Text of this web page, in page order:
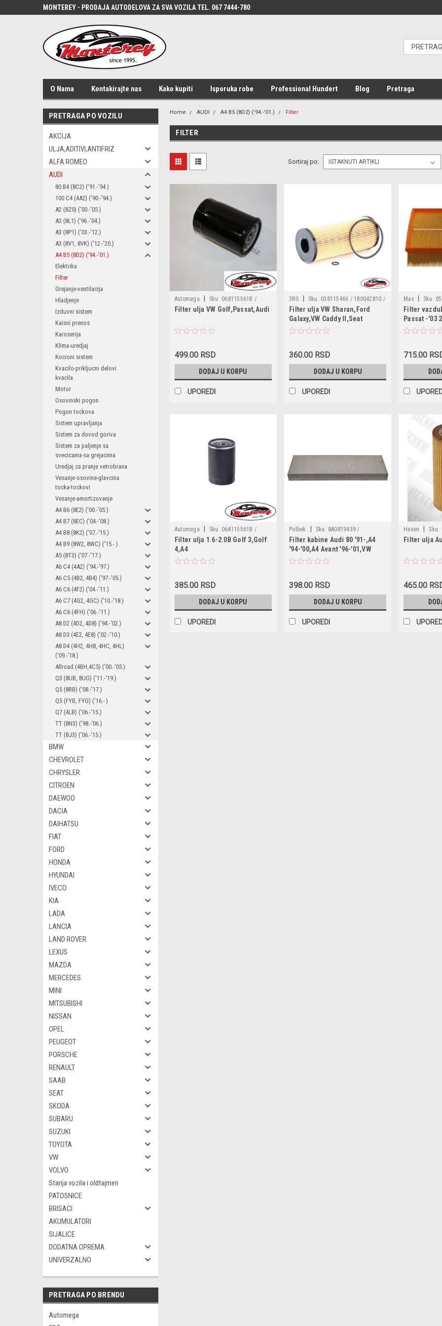
MONTEREY - PRODAJA AUTODELOVA ZA SVA VOZILA TEL. 067 7444-780
O Nama Kontakirajte nas Kako kupiti Isporuka robe Professional Hundert Blog Pretraga
PRETRAGA PO VOZILU
AKCIJA
ULJA,ADITIVI,ANTIFRIZ
ALFA ROMEO
AUDI
80 B4 (8C2) ('91.-'94.)
100 C4 (4A2) ('90.-'94.)
A2 (8Z0) ('00.-'05.)
A3 (8L1) ('96.-'04.)
A3 (8P1) ('03.-'12.)
A3 (8V1, 8VK) ('12.-'20.)
A4 B5 (8D2) ('94.-'01.)
Elektrika
Filter
Grejanje-ventilacija
Hladjenje
Izduvni sistem
Kaisni prenos
Karoserija
Klima-uredjaj
Kocioni sistem
Kvacilo-prikljucni delovi
kvacila
Motor
Osovinski pogon
Pogon tockova
Sistem upravljanja
Sistem za dovod goriva
Sistem za paljenje sa
svecicama-sa grejacima
Uredjaj za pranje vetrobrana
Vesanje osovine-glavcina
tocka-tockovi
Vesanje-amortizovanje
A4 B6 (8E2) ('00.-'05.)
A4 B7 (8EC) ('04.-'08.)
A4 B8 (8K2) ('07.-'15.)
A4 B9 (8W2, 8WC) ('15.- )
A5 (8T3) ('07.-'17.)
A6 C4 (4A2) ('94.-'97.)
A6 C5 (4B2, 4B4) ('97.-'05.)
A6 C6 (4F2) ('04.-'11.)
A6 C7 (4G2, 4GC) ('10.-'18.)
A6 C6 (4FH) ('06.-'11.)
A8 D2 (4D2, 4D8) ('94.-'02.)
A8 D3 (4E2, 4E8) ('02.-'10.)
A8 D4 (4H2, 4H8, 4HC, 4HL)
('09.-'18.)
Allroad (4BH,4C5) ('00.-'05.)
Q3 (8UB, 8UG) ('11.-'19.)
Q5 (8RB) ('08.-'17.)
Q5 (FYB, FYG) ('16.- )
Q7 (4LB) ('06.-'15.)
TT (8N3) ('98.-'06.)
TT (8J3) ('06.-'15.)
BMW
CHEVROLET
CHRYSLER
CITROEN
DAEWOO
DACIA
DAIHATSU
FIAT
FORD
HONDA
HYUNDAI
IVECO
KIA
LADA
LANCIA
LAND ROVER
LEXUS
MAZDA
MERCEDES
MINI
MITSUBISHI
NISSAN
OPEL
PEUGEOT
PORSCHE
RENAULT
SAAB
SEAT
SKODA
SUBARU
SUZUKI
TOYOTA
VW
VOLVO
Starija vozila i oldtajmeri
PATOSNICE
BRISACI
AKUMULATORI
SIJALICE
DODATNA OPREMA
UNIVERZALNO
PRETRAGA PO BRENDU
Automega
Home AUDI A4 B5 (8D2) ('94.-'01.) Filter
FILTER
Sortiraj po:
Automega Sku: 068115561B /
180043110 / 30 92 2540
Filter ulja VW Golf,Passat,Audi
499.00 RSD
DODAJ U KORPU
UPOREDI
3RG Sku: 038115466 / 180042810 /
95782 / 1100696 / 074115562
Filter ulja VW Sharan,Ford
Galaxy,VW Caddy II,Seat
Inca,Audi A3,Skoda Octavia,VW
360.00 RSD
DODAJ U KORPU
UPOREDI
Max Sku:
E380L /
MA1122 /
059133843
Filter
Passat -'03
715.00
Automega Sku: 06A115561B /
180040310 / 0451103314 /
034115561A / 06A115561 /
1JM115561BZ
Filter ulja 1.6-2.0B Golf 3,Golf
4,A4
385.00 RSD
DODAJ U KORPU
UPOREDI
Polbek Sku: 8A0819439 /
8A0819439A / 893091400A /
893091700 / 893819439 / PB1056 /
CU3955 / 180049110 /
CCF0209 / NC2000 / K1004 / LA24 /
Filter kabine Audi 80 '91-,A4
'94-'00,A4 Avant '96-'01,VW
Passat '93-'00
398.00 RSD
DODAJ U KORPU
UPOREDI
Hexen Sku:
038115466 /
XM216744AA /
WL7008 /
Filter ulja
465.00